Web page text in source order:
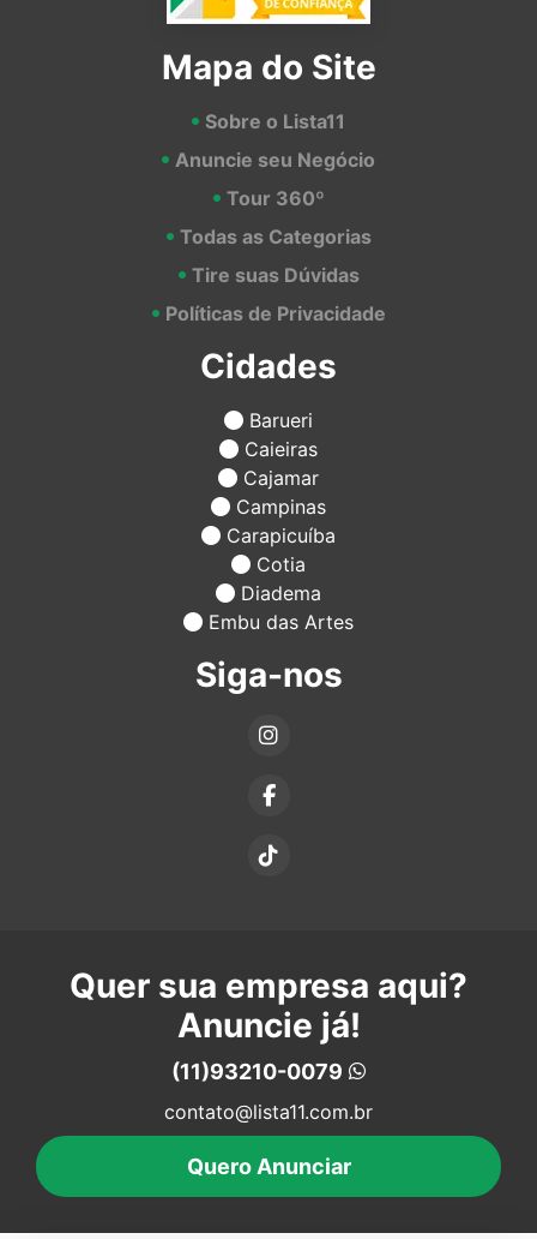
Mapa do Site
Sobre o Lista11
Anuncie seu Negócio
Tour 360º
Todas as Categorias
Tire suas Dúvidas
Políticas de Privacidade
Cidades
Barueri
Caieiras
Cajamar
Campinas
Carapicuíba
Cotia
Diadema
Embu das Artes
Siga-nos
Quer sua empresa aqui?
Anuncie já!
(11)93210-0079
contato@lista11.com.br
Quero Anunciar